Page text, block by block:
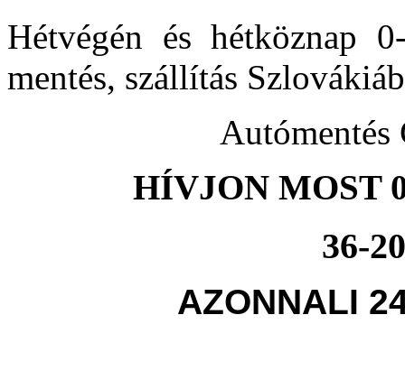
Hétvégén és hétköznap
mentés, szállítás
Autómentés
HÍVJON MOST
36-
AZONNALI